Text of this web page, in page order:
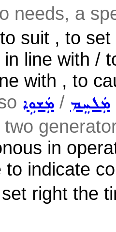
needs, a
suit , to
line with /
with , to
ܡܲܫܘܹܐ / ܡܲܠܚܸܡ
in
to indicate
right the